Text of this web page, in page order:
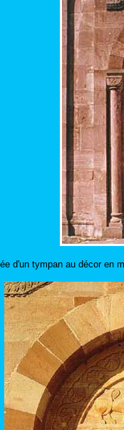
d'un tympan au décor